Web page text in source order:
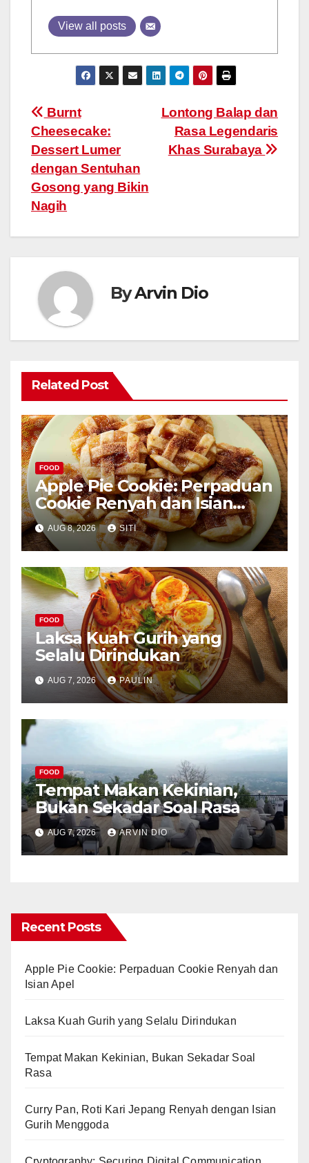
View all posts
Post
navigation
Lontong Balap dan
Rasa Legendaris
Khas Surabaya
Burnt
Cheesecake:
Dessert Lumer
dengan Sentuhan
Gosong yang Bikin
Nagih
ByArvin Dio
Related Post
FOOD
Apple Pie Cookie: Perpaduan
Cookie Renyah dan Isian
Apel
AUG 8, 2026 SITI
FOOD
Laksa Kuah Gurih yang
Selalu Dirindukan
AUG 7, 2026 PAULIN
FOOD
Tempat Makan Kekinian,
Bukan Sekadar Soal Rasa
AUG 7, 2026 ARVIN DIO
Recent Posts
Apple Pie Cookie: Perpaduan Cookie Renyah dan
Isian Apel
Laksa Kuah Gurih yang Selalu Dirindukan
Tempat Makan Kekinian, Bukan Sekadar Soal
Rasa
Curry Pan, Roti Kari Jepang Renyah dengan Isian
Gurih Menggoda